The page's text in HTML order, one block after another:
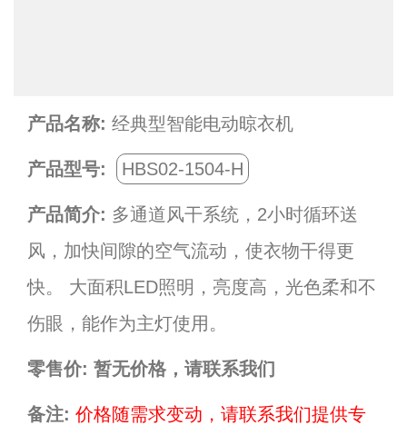
产品名称: 经典型智能电动晾衣机
产品型号: HBS02-1504-H
产品简介: 多通道风干系统，2小时循环送
风，加快间隙的空气流动，使衣物干得更
快。 大面积LED照明，亮度高，光色柔和不
伤眼，能作为主灯使用。
零售价: 暂无价格，请联系我们
备注: 价格随需求变动，请联系我们提供专